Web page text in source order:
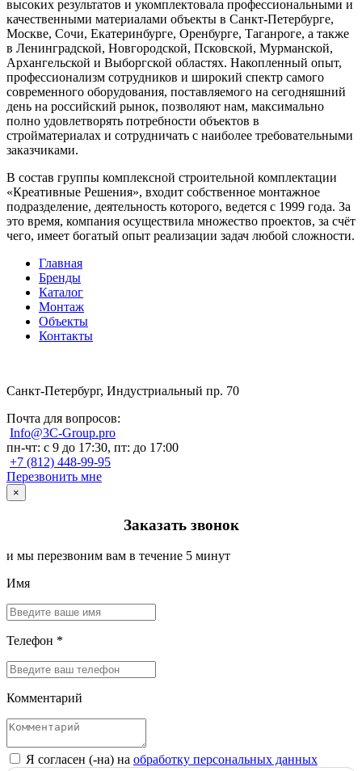
высоких результатов и укомплектовала профессиональными и
качественными материалами объекты в Санкт-Петербурге,
Москве, Сочи, Екатеринбурге, Оренбурге, Таганроге, а также
в Ленинградской, Новгородской, Псковской, Мурманской,
Архангельской и Выборгской областях. Накопленный опыт,
профессионализм сотрудников и широкий спектр самого
современного оборудования, поставляемого на сегодняшний
день на российский рынок, позволяют нам, максимально
полно удовлетворять потребности объектов в
стройматериалах и сотрудничать с наиболее требовательными
заказчиками.
В состав группы комплексной строительной комплектации
«Креативные Решения», входит собственное монтажное
подразделение, деятельность которого, ведется с 1999 года. За
это время, компания осуществила множество проектов, за счёт
чего, имеет богатый опыт реализации задач любой сложности.
Главная
Бренды
Каталог
Монтаж
Объекты
Контакты
Санкт-Петербург, Индустриальный пр. 70
Почта для вопросов:
Info@3C-Group.pro
пн-чт: с 9 до 17:30, пт: до 17:00
+7 (812) 448-99-95
Перезвонить мне
×
Заказать звонок
и мы перезвоним вам в течение 5 минут
Имя
Телефон *
Комментарий
Я согласен (-на) на обработку персональных данных